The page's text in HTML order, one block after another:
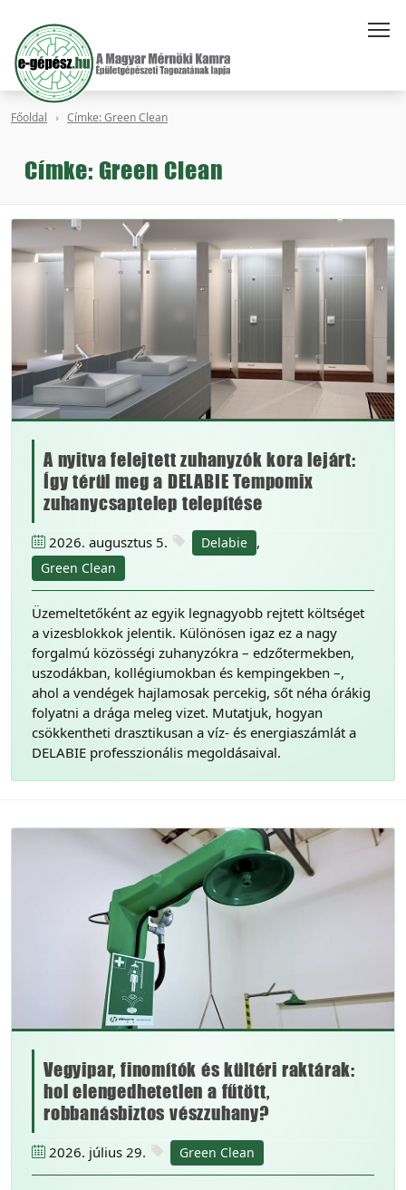
Főoldal Címke: Green Clean
Címke: Green Clean
A nyitva felejtett zuhanyzók kora lejárt:
Így térül meg a DELABIE Tempomix
zuhanycsaptelep telepítése
2026. augusztus 5. Delabie ,
Green Clean
Üzemeltetőként az egyik legnagyobb rejtett költséget
a vizesblokkok jelentik. Különösen igaz ez a nagy
forgalmú közösségi zuhanyzókra – edzőtermekben,
uszodákban, kollégiumokban és kempingekben –,
ahol a vendégek hajlamosak percekig, sőt néha órákig
folyatni a drága meleg vizet. Mutatjuk, hogyan
csökkentheti drasztikusan a víz- és energiaszámlát a
DELABIE professzionális megoldásaival.
Vegyipar, finomítók és kültéri raktárak:
hol elengedhetetlen a fűtött,
robbanásbiztos vészzuhany?
2026. július 29. Green Clean